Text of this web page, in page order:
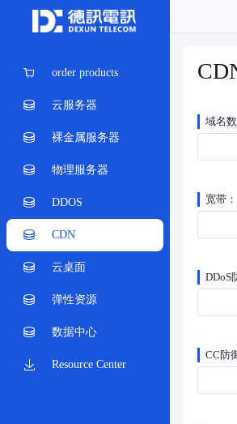
order products
云服务器
裸金属服务器
物理服务器
DDOS
CDN
云桌面
弹性资源
数据中心
Resource Center
域名数
宽带：
DDoS
CC防